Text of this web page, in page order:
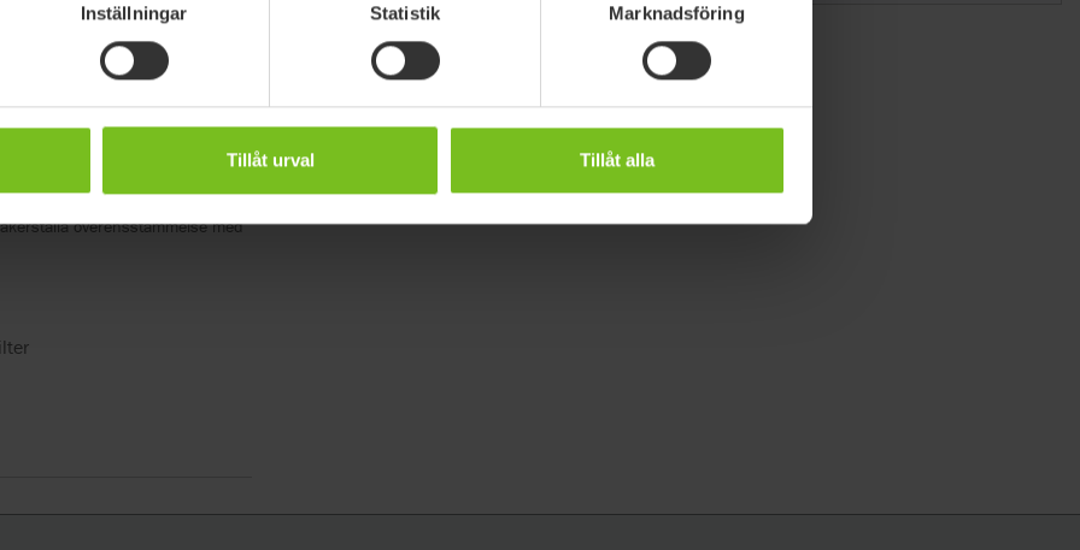
Inställningar Statistik Marknadsföring
Tillåt urval Tillåt alla
kan komma att ändras
överensstämmelse med